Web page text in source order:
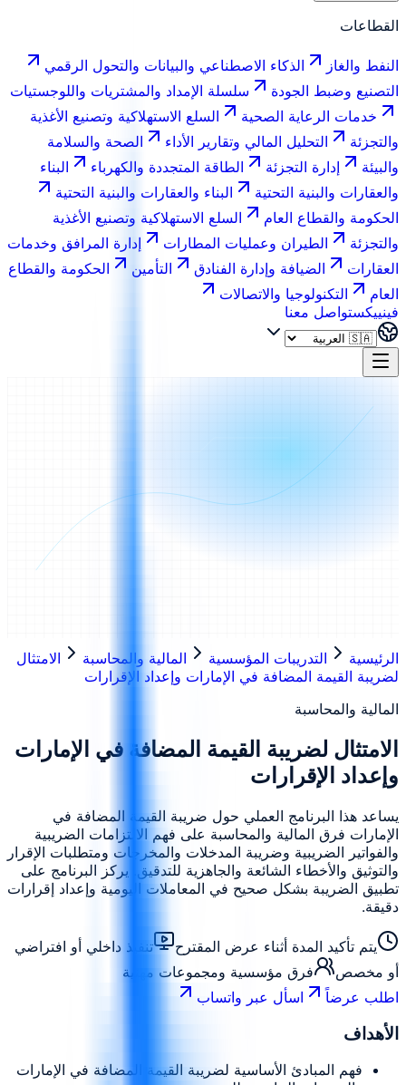
القطاعات
النفط والغاز
الذكاء الاصطناعي والبيانات والتحول الرقمي
التصنيع وضبط الجودة
سلسلة الإمداد والمشتريات واللوجستيات
خدمات الرعاية الصحية
السلع الاستهلاكية وتصنيع الأغذية
والتجزئة
التحليل المالي وتقارير الأداء
الصحة والسلامة
والبيئة
إدارة التجزئة الطاقة المتجددة والكهرباء
البناء
والعقارات والبنية التحتية
البناء والعقارات والبنية التحتية
الحكومة والقطاع العام
السلع الاستهلاكية وتصنيع الأغذية
والتجزئة
الطيران وعمليات المطارات
إدارة المرافق وخدمات
العقارات
الضيافة وإدارة الفنادق التأمين
الحكومة والقطاع
العام
التكنولوجيا والاتصالات
فينييكستواصل معنا
الرئيسية التدريبات المؤسسية المالية والمحاسبة
الامتثال
لضريبة القيمة المضافة في الإمارات وإعداد الإقرارات
المالية والمحاسبة
الامتثال لضريبة القيمة المضافة في الإمارات
وإعداد الإقرارات
يساعد هذا البرنامج العملي حول ضريبة القيمة المضافة في
الإمارات فرق المالية والمحاسبة على فهم الالتزامات الضريبية
والفواتير الضريبية وضريبة المدخلات والمخرجات ومتطلبات الإقرار
والتوثيق والأخطاء الشائعة والجاهزية للتدقيق. يركز البرنامج على
تطبيق الضريبة بشكل صحيح في المعاملات اليومية وإعداد إقرارات
دقيقة.
يتم تأكيد المدة أثناء عرض المقترح
تنفيذ داخلي أو افتراضي
أو مخصص
فرق مؤسسية ومجموعات مهنية
اطلب عرضاً
اسأل عبر واتساب
الأهداف
فهم المبادئ الأساسية لضريبة القيمة المضافة في الإمارات